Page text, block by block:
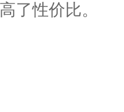
了性价比。